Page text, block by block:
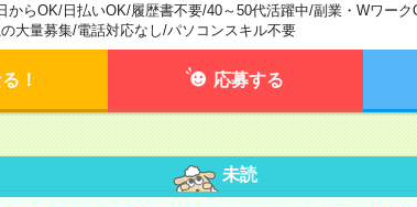
からOK/日払いOK/履歴書不要/40～50代活躍中/副業・Wワーク
大量募集/電話対応なし/パソコンスキル不要
！ 応募する
未読